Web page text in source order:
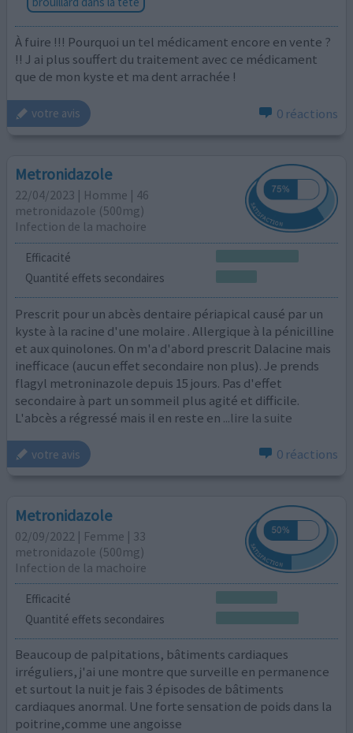
À fuire !!! Pourquoi un tel médicament encore en vente ?
!! J ai plus souffert du traitement avec ce médicament
que de mon kyste et ma dent arrachée !
votre avis 0 réactions
Metronidazole
22/04/2023 | Homme | 46
metronidazole (500mg)
Infection de la machoire
Efficacité
Quantité effets secondaires
Prescrit pour un abcès dentaire périapical causé par un
kyste à la racine d'une molaire . Allergique à la pénicilline
et aux quinolones. On m'a d'abord prescrit Dalacine mais
inefficace (aucun effet secondaire non plus). Je prends
flagyl metroninazole depuis 15 jours. Pas d'effet
secondaire à part un sommeil plus agité et difficile.
L'abcès a régressé mais il en reste en ...lire la suite
votre avis 0 réactions
Metronidazole
02/09/2022 | Femme | 33
metronidazole (500mg)
Infection de la machoire
Efficacité
Quantité effets secondaires
Beaucoup de palpitations, bâtiments cardiaques
irréguliers, j'ai une montre que surveille en permanence
et surtout la nuit je fais 3 épisodes de bâtiments
cardiaques anormal. Une forte sensation de poids dans la
poitrine,comme une angoisse